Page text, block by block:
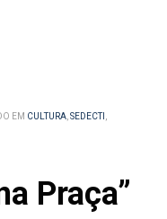
EM CULTURA,SEDECTI ,
Praça”